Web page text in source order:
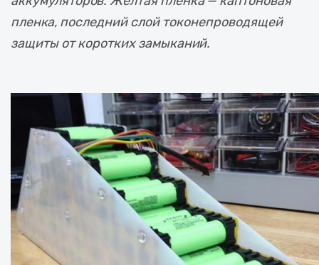
пленка, последний слой токонепроводящей
защиты от коротких замыканий.